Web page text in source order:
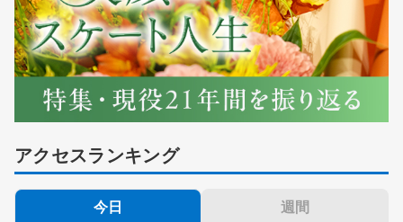
アクセスランキング
今日 週間